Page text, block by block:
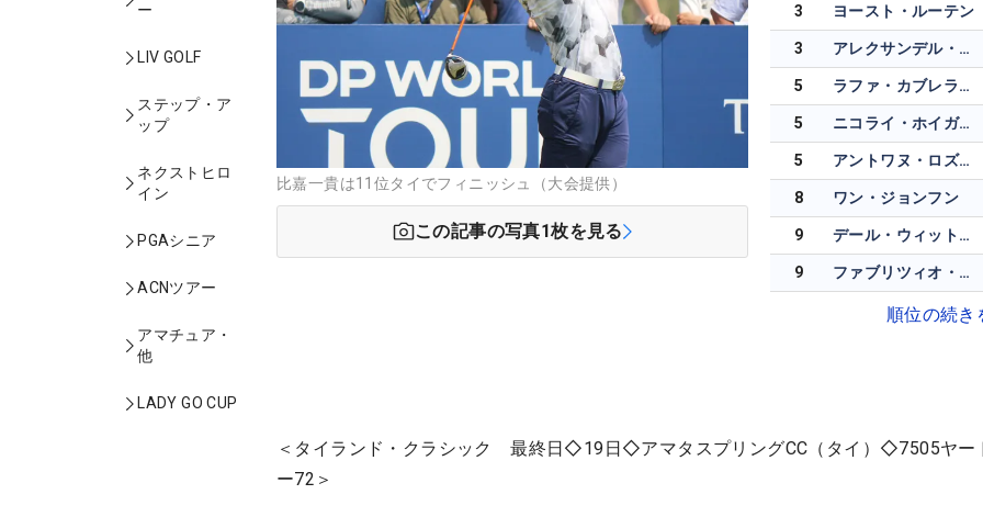
ー
LIV GOLF
ステップ・ア
ップ
ネクストヒロ
イン
PGAシニア
ACNツアー
アマチュア・
他
LADY GO CUP
比嘉一貴は11位タイでフィニッシュ（大会提供）
この記事の写真1枚を見る
3 ヨースト・ルーテン
3 アレクサンデル・ナップ
5 ラファ・カブレラ・ベロ
5 ニコライ・ホイガード
5 アントワヌ・ロズネル
8 ワン・ジョンフン
9 デール・ウィットネル
9 ファブリツィオ・ザノッティ
順位の続き
＜タイランド・クラシック 最終日◇19日◇アマタスプリングCC（タイ）◇7505ヤー
ー72＞